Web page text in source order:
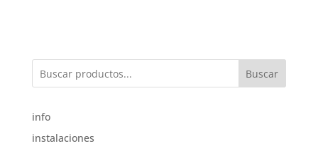
Buscar
info
instalaciones